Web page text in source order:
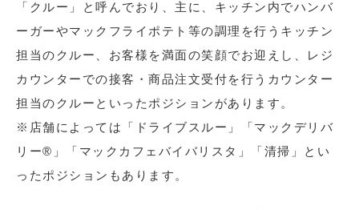
「クルー」と呼んでおり、主に、キッチン内でハンバ
ーガーやマックフライポテト等の調理を行うキッチン
担当のクルー、お客様を満面の笑顔でお迎えし、レジ
カウンターでの接客・商品注文受付を行うカウンター
担当のクルーといったポジションがあります。
※店舗によっては「ドライブスルー」「マックデリバ
リー®︎」「マックカフェバイバリスタ」「清掃」とい
ったポジションもあります。